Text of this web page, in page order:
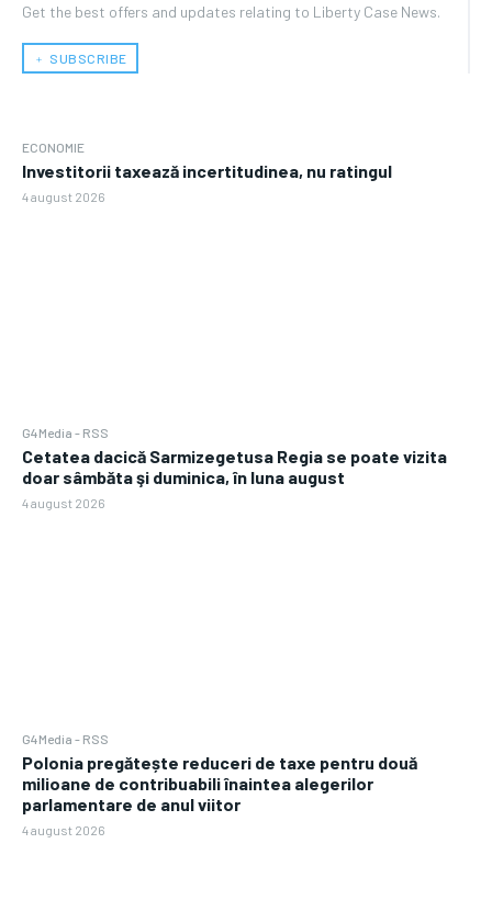
Get the best offers and updates relating to Liberty Case News.
﹢ SUBSCRIBE
ECONOMIE
Investitorii taxează incertitudinea, nu ratingul
4 august 2026
G4Media - RSS
Cetatea dacică Sarmizegetusa Regia se poate vizita
doar sâmbăta şi duminica, în luna august
4 august 2026
G4Media - RSS
Polonia pregătește reduceri de taxe pentru două
milioane de contribuabili înaintea alegerilor
parlamentare de anul viitor
4 august 2026